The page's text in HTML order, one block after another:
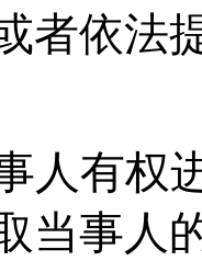
者依法
人有权
当事人